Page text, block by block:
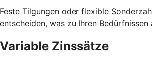
Feste Tilgungen oder flexible
entscheiden, was zu Ihren Bedürfnissen
Variable Zinssätze